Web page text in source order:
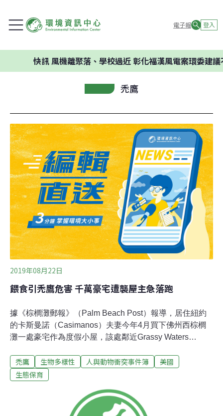
電子報 登入
快訊風機離聚落、學校過近 彰化福漢風電案環委建議不應
禿鷹
2019年08月22日
餵食引禿鷹危害 千萬豪宅遭襲屋主急落跑
據《棕櫚灘郵報》（Palm Beach Post）報導，居住紐約
的卡斯曼諾（Casimanos）夫妻今年4月買下佛州西棕櫚
灘一處豪宅作為度假小屋，該處鄰近Grassy Waters
「牠們到處嘔吐（反芻）、大便」，味道就像「上千腐爛
的屍體堆疊在一起」。4個月後他們決定永遠離開這棟房
說，她一度想賣掉房子離開，但想到沒有人願意接手有禿
鷹襲擊的房子便作罷。卡茲表示，原本社區裡沒有這些問
禿鷹 生物多樣性 人與動物衝突事件簿
美國
生態保育